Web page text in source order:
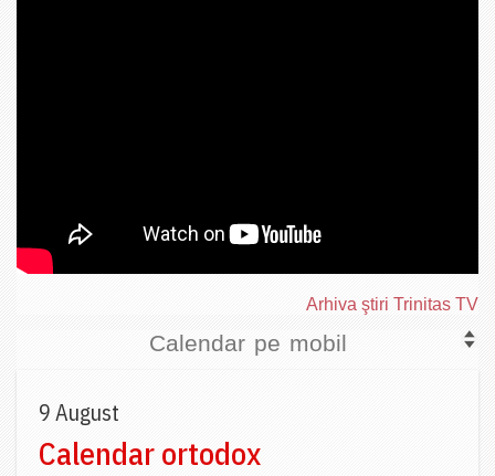
Arhiva ştiri Trinitas TV
Calendar pe mobil
9 August
Calendar ortodox